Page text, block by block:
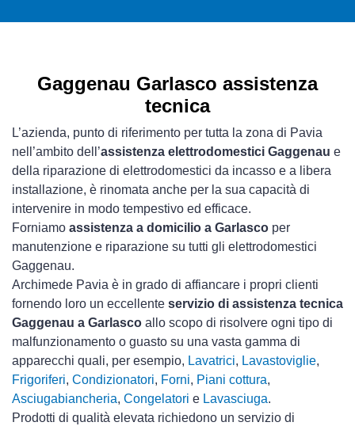
Gaggenau Garlasco assistenza
tecnica
L’azienda, punto di riferimento per tutta la zona di Pavia
nell’ambito dell’assistenza elettrodomestici Gaggenau e
della riparazione di elettrodomestici da incasso e a libera
installazione, è rinomata anche per la sua capacità di
intervenire in modo tempestivo ed efficace.
Forniamo assistenza a domicilio a Garlasco per
manutenzione e riparazione su tutti gli elettrodomestici
Gaggenau.
Archimede Pavia è in grado di affiancare i propri clienti
fornendo loro un eccellente servizio di assistenza tecnica
Gaggenau a Garlasco allo scopo di risolvere ogni tipo di
malfunzionamento o guasto su una vasta gamma di
apparecchi quali, per esempio, Lavatrici, Lavastoviglie,
Frigoriferi, Condizionatori, Forni, Piani cottura,
Asciugabiancheria, Congelatori e Lavasciuga.
Prodotti di qualità elevata richiedono un servizio di